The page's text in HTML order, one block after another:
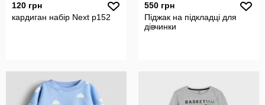
120 грн
кардиган набір Next р152
550 грн
Піджак на підкладці для
дівчинки